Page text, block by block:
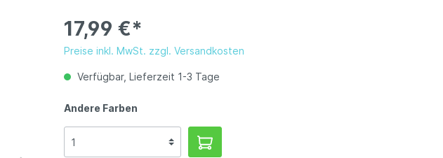
17,99 €*
Preise inkl. MwSt. zzgl. Versandkosten
Verfügbar, Lieferzeit 1-3 Tage
Andere Farben